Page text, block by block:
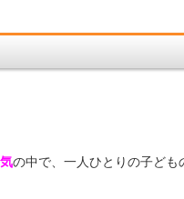
の中で、一人ひとりの子ど